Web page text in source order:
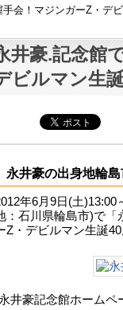
会！マジンガーZ・デ
井豪.記念館
ビルマン生
永井豪の出身地輪島
年6月9日(土)13:00
：石川県輪島市)で「
Z・デビルマン生誕
井豪記念館ホームペ